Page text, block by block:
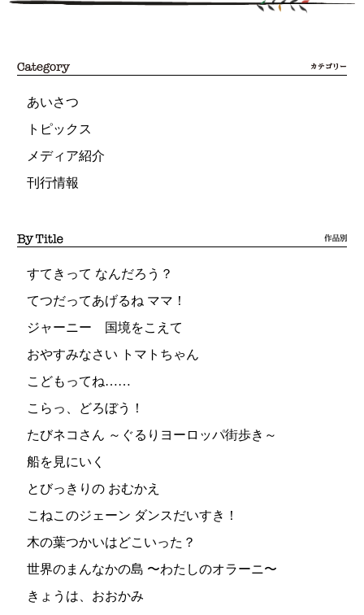
あいさつ
トピックス
メディア紹介
刊行情報
すてきって なんだろう？
てつだってあげるね ママ！
ジャーニー 国境をこえて
おやすみなさい トマトちゃん
こどもってね……
こらっ、どろぼう！
たびネコさん ～ぐるりヨーロッパ街歩き～
船を見にいく
とびっきりの おむかえ
こねこのジェーン ダンスだいすき！
木の葉つかいはどこいった？
世界のまんなかの島 〜わたしのオラーニ〜
きょうは、おおかみ